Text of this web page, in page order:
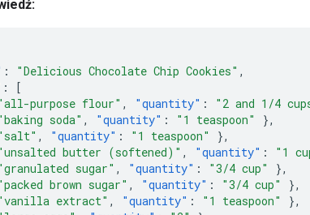
: "Delicious Chocolate Chip Cookies" ,
:
[
purpose flour" , "quantity" : "2 and 1/4
soda" , "quantity" : "1 teaspoon"
},
, "quantity" : "1 teaspoon"
},
butter (softened)" , "quantity" : "1
sugar" , "quantity" : "3/4 cup"
},
brown sugar" , "quantity" : "3/4 cup"
},
extract" , "quantity" : "1 teaspoon"
},